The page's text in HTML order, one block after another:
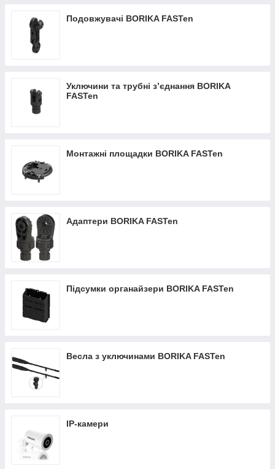
Подовжувачі BORIKA FASTen
Уключини та трубні з’єднання BORIKA
FASTen
Монтажні площадки BORIKA FASTen
Адаптери BORIKA FASTen
Підсумки органайзери BORIKA FASTen
Весла з уключинами BORIKA FASTen
IP-камери